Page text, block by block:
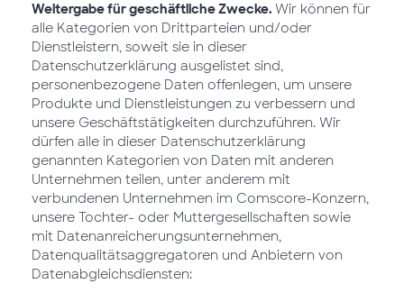
Weitergabe für geschäftliche Zwecke. Wir können für
alle Kategorien von Drittparteien und/oder
Dienstleistern, soweit sie in dieser
Datenschutzerklärung ausgelistet sind,
personenbezogene Daten offenlegen, um unsere
Produkte und Dienstleistungen zu verbessern und
unsere Geschäftstätigkeiten durchzuführen. Wir
dürfen alle in dieser Datenschutzerklärung
genannten Kategorien von Daten mit anderen
Unternehmen teilen, unter anderem mit
verbundenen Unternehmen im Comscore-Konzern,
unsere Tochter- oder Muttergesellschaften sowie
mit Datenanreicherungsunternehmen,
Datenqualitätsaggregatoren und Anbietern von
Datenabgleichsdiensten: